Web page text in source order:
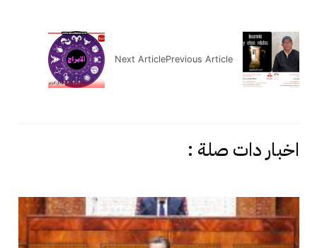
Previous Article
Next Article
اخبار دات صلة :